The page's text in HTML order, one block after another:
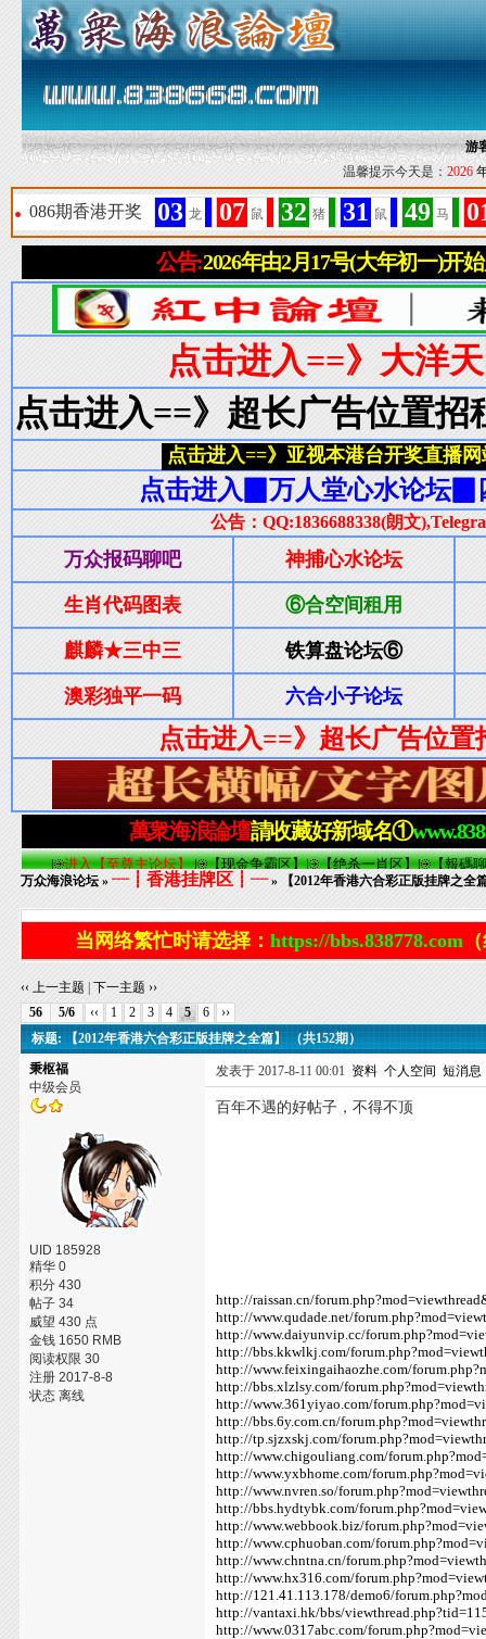
游
温馨提示今天是： 2026
万众海浪论坛 »┈┋香港挂牌区┋┈» 【2012年香港六合彩正版挂牌之全
当网络繁忙时请选择： https://bbs.838778.com
‹‹ 上一主题 |下一主题 ››
56
5/6 ‹‹ 1 2 3 4 5 6
››
标题: 【2012年香港六合彩正版挂牌之全篇】 （共152期）
秉枢福
中级会员
UID 185928
精华 0
积分 430
帖子 34
威望 430 点
金钱 1650 RMB
阅读权限 30
注册 2017-8-8
状态 离线
发表于 2017-8-11 00:01 资料 个人空间 短消息
百年不遇的好帖子，不得不顶
http://raissan.cn/
http://www.qudade.net/
http://www.daiyunvip.cc/
http://bbs.kkwlkj.com/
http://www.feixingaihaozhe.com/
http://bbs.xlzlsy.com/
http://www.361yiyao.com/
http://bbs.6y.com.cn/
http://tp.sjzxskj.com/
http://www.chigouliang.com/
http://www.yxbhome.com/
http://www.nvren.so/
http://bbs.hydtybk.com/
http://www.webbook.biz/
http://www.cphuoban.com/
http://www.chntna.cn/
http://www.hx316.com/
http://121.41.113.178/demo6/
http://vantaxi.hk/bbs/
http://www.0317abc.com/